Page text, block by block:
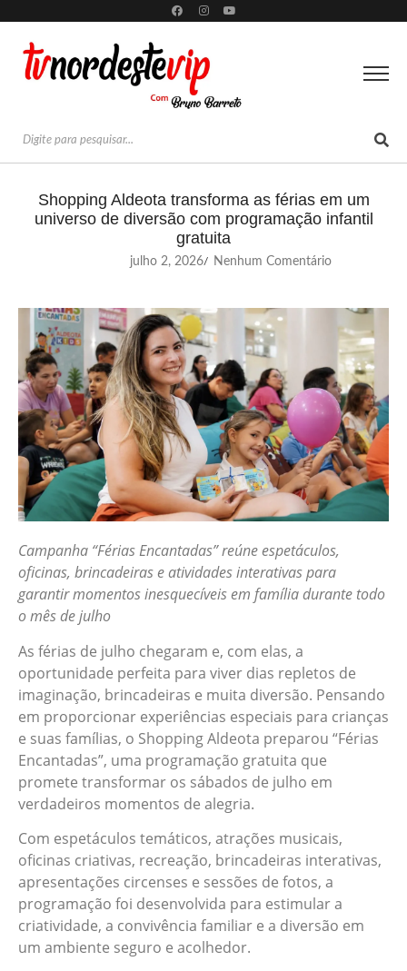
Shopping Aldeota transforma as férias em um
universo de diversão com programação infantil
gratuita
julho 2, 2026/ Nenhum Comentário
Campanha “Férias Encantadas” reúne espetáculos,
oficinas, brincadeiras e atividades interativas para
garantir momentos inesquecíveis em família durante todo
o mês de julho
As férias de julho chegaram e, com elas, a
oportunidade perfeita para viver dias repletos de
imaginação, brincadeiras e muita diversão. Pensando
em proporcionar experiências especiais para crianças
e suas famílias, o Shopping Aldeota preparou “Férias
Encantadas”, uma programação gratuita que
promete transformar os sábados de julho em
verdadeiros momentos de alegria.
Com espetáculos temáticos, atrações musicais,
oficinas criativas, recreação, brincadeiras interativas,
apresentações circenses e sessões de fotos, a
programação foi desenvolvida para estimular a
criatividade, a convivência familiar e a diversão em
um ambiente seguro e acolhedor.